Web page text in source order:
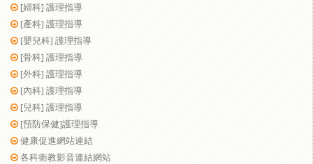
[婦科] 護理指導
[產科] 護理指導
[嬰兒科] 護理指導
[骨科] 護理指導
[外科] 護理指導
[內科] 護理指導
[兒科] 護理指導
[預防保健]護理指導
健康促進網站連結
各科衛教影音連結網站